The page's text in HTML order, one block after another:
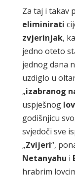
Za taj i takav
eliminirati
zvjerinjak,
jedno oteto
jednog dana
uzdiglo u
„izabranog
uspješnog
godišnjicu
svjedoči sve
„Zvijeri“,
Netanyahu i
hrabrim